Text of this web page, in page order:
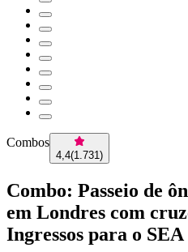
Combos
4,4(1.731)
Combo: Passeio de
em Londres com
Ingressos para o